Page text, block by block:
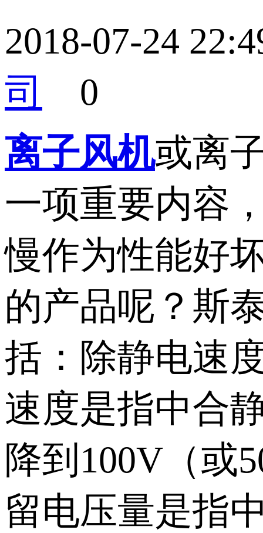
2018-07-24
司
0
离子风机或离
一项重要内容
慢作为性能好
的产品呢？斯
括：除静电速
速度是指中合
降到100V（或
留电压量是指